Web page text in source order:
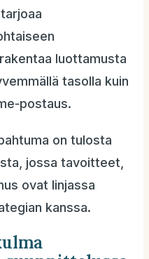
luottamusta
tasolla kuin
on tulosta
jossa tavoitteet,
ovat linjassa
kanssa.